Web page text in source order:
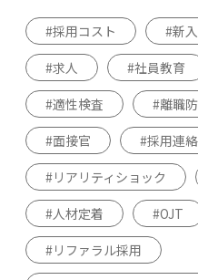
採用コスト 新
求人
社員教育
適性検査
離職
面接官
採用連絡
リアリティショック
人材定着
OJT
リファラル採用